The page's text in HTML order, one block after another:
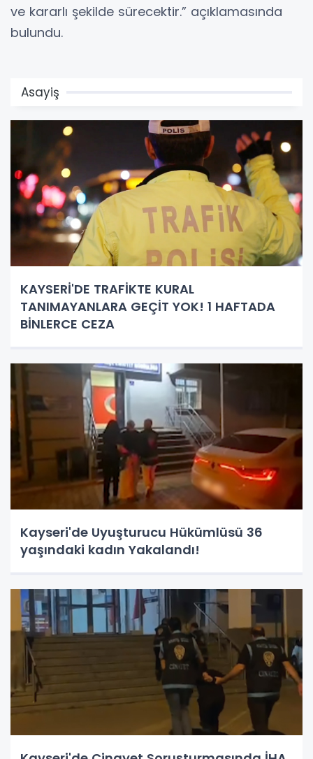
ve kararlı şekilde sürecektir.” açıklamasında
bulundu.
Asayiş
KAYSERİ'DE TRAFİKTE KURAL
TANIMAYANLARA GEÇİT YOK! 1 HAFTADA
BİNLERCE CEZA
Kayseri'de Uyuşturucu Hükümlüsü 36
yaşındaki kadın Yakalandı!